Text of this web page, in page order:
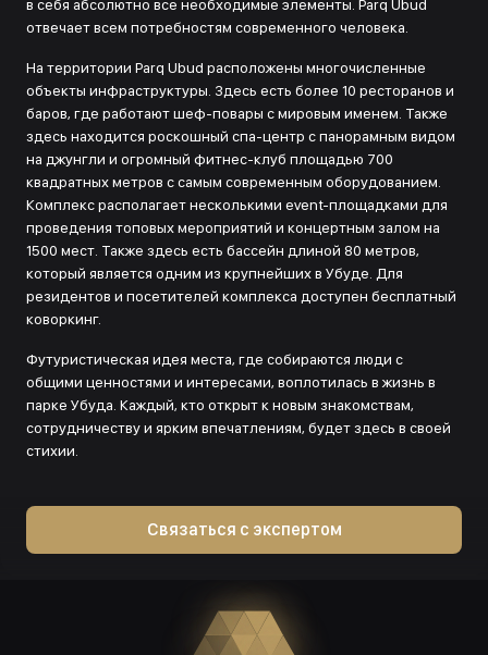
в себя абсолютно все необходимые элементы. Parq Ubud
отвечает всем потребностям современного человека.
На территории Parq Ubud расположены многочисленные
объекты инфраструктуры. Здесь есть более 10 ресторанов и
баров, где работают шеф-повары с мировым именем. Также
здесь находится роскошный спа-центр с панорамным видом
на джунгли и огромный фитнес-клуб площадью 700
квадратных метров с самым современным оборудованием.
Комплекс располагает несколькими event-площадками для
проведения топовых мероприятий и концертным залом на
1500 мест. Также здесь есть бассейн длиной 80 метров,
который является одним из крупнейших в Убуде. Для
резидентов и посетителей комплекса доступен бесплатный
коворкинг.
Футуристическая идея места, где собираются люди с
общими ценностями и интересами, воплотилась в жизнь в
парке Убуда. Каждый, кто открыт к новым знакомствам,
сотрудничеству и ярким впечатлениям, будет здесь в своей
стихии.
Связаться с экспертом